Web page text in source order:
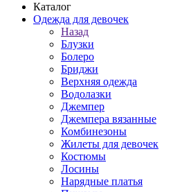
Каталог
Одежда для девочек
Назад
Блузки
Болеро
Бриджи
Верхняя одежда
Водолазки
Джемпер
Джемпера вязанные
Комбинезоны
Жилеты для девочек
Костюмы
Лосины
Нарядные платья